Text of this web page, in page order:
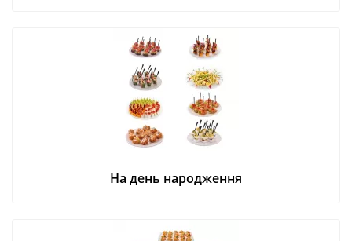
На день народження